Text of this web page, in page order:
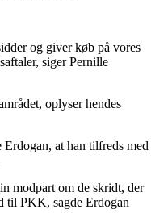
og giver køb på vores
siger Pernille
oplyser hendes
at han tilfreds med
modpart om de skridt, der
til PKK, sagde Erdogan